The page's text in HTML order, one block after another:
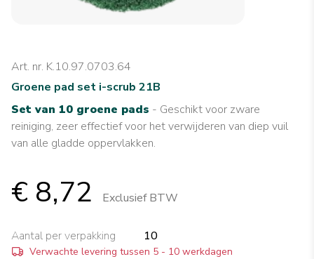
Art. nr. K.10.97.0703.64
Groene pad set i-scrub 21B
Set van 10 groene pads - Geschikt voor zware
reiniging, zeer effectief voor het verwijderen van diep vuil
van alle gladde oppervlakken.
€ 8,72 Exclusief BTW
Aantal per verpakking 10
Verwachte levering tussen 5 - 10 werkdagen